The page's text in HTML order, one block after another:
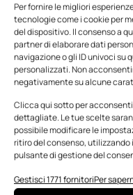
Per fornire le migliori
tecnologie come i cookie per
del dispositivo. Il consenso a
partner di elaborare dati
navigazione o gli ID univoci su
personalizzati. Non
negativamente su alcune
Clicca qui sotto per
dettagliate. Le tue scelte
possibile modificare le
ritiro del consenso, utilizzando
pulsante di gestione del
Gestisci 1771 fornitoriPer
Edicola Web
Notizie da
I nanonastri di